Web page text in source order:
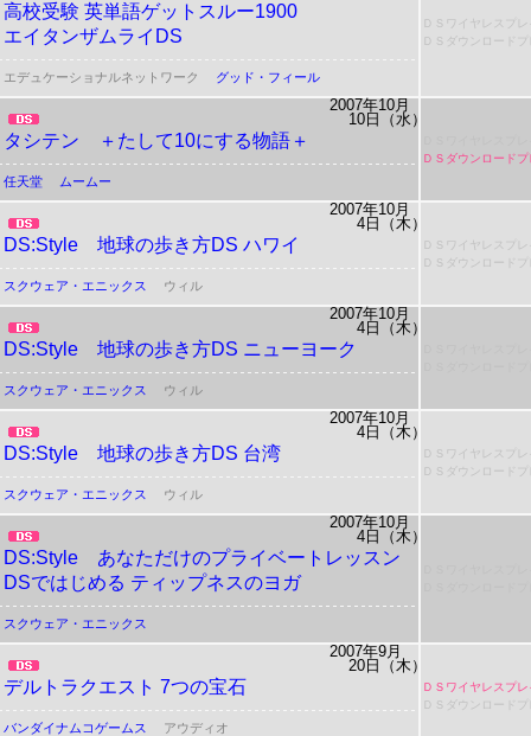
高校受験 英単語ゲットスルー1900
エイタンザムライDS
ＤＳワイヤレスプ
ＤＳダウンロード
エデュケーショナルネットワーク グッド・フィール
2007年10月
10日（水）
タシテン ＋たして10にする物語＋
ＤＳダウンロード
任天堂
ムームー
2007年10月
4日（木）
DS:Style 地球の歩き方DS ハワイ
ＤＳワイヤレスプ
ＤＳダウンロード
スクウェア・エニックス
ウィル
2007年10月
4日（木）
DS:Style 地球の歩き方DS ニューヨーク
スクウェア・エニックス
ウィル
2007年10月
4日（木）
DS:Style 地球の歩き方DS 台湾
ＤＳワイヤレスプ
ＤＳダウンロード
スクウェア・エニックス
ウィル
2007年10月
4日（木）
DS:Style
あなただけのプライベートレッスン
DSではじめる ティップネスのヨガ
スクウェア・エニックス
2007年9月
20日（木）
デルトラクエスト 7つの宝石
ＤＳワイヤレスプ
ＤＳダウンロード
バンダイナムコゲームス
アウディオ